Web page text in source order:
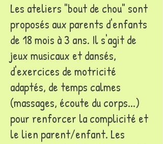
Les ateliers "bout de chou" sont
proposés aux parents d'enfants
de 18 mois à 3 ans. Il s'agit de
jeux musicaux et dansés,
d'exercices de motricité
adaptés, de temps calmes
(massages, écoute du corps...)
pour renforcer la complicité et
le lien parent/enfant. Les